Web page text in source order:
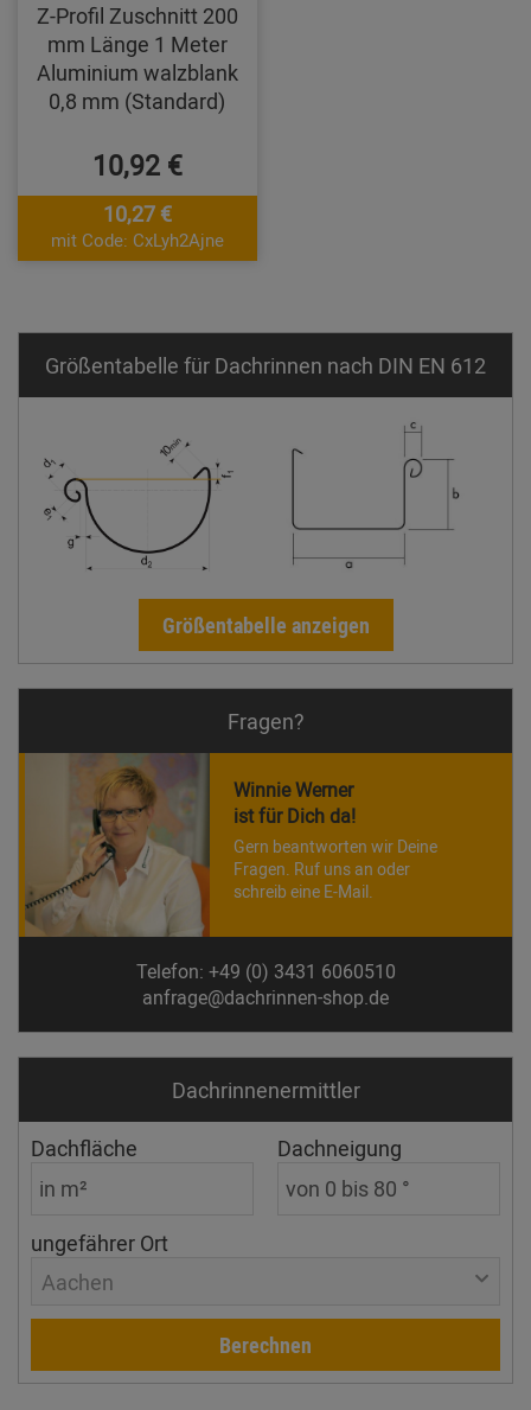
Z-Profil Zuschnitt 200
mm Länge 1 Meter
Aluminium walzblank
0,8 mm (Standard)
10,92 €
10,27 €
mit Code: CxLyh2Ajne
Größentabelle für Dachrinnen nach DIN EN 612
Größentabelle anzeigen
Fragen?
Winnie Werner
ist für Dich da!
Gern beantworten wir Deine
Fragen. Ruf uns an oder
schreib eine E-Mail.
Telefon: +49 (0) 3431 6060510
anfrage@dachrinnen-shop.de
Dachrinnen­ermittler
Dachfläche Dachneigung
ungefährer Ort
Aachen
Berechnen